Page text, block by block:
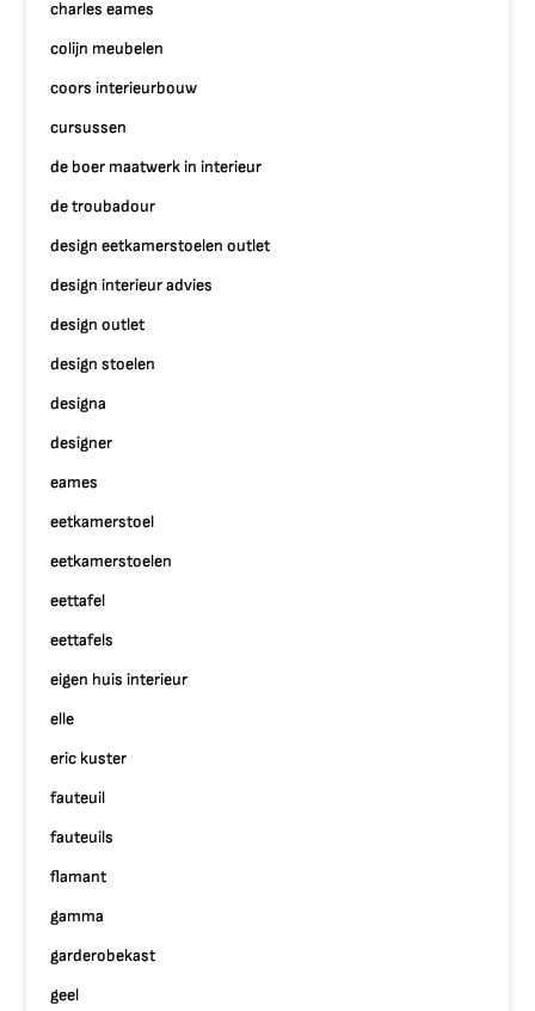
charles eames
colijn meubelen
coors interieurbouw
cursussen
de boer maatwerk in interieur
de troubadour
design eetkamerstoelen outlet
design interieur advies
design outlet
design stoelen
designa
designer
eames
eetkamerstoel
eetkamerstoelen
eettafel
eettafels
eigen huis interieur
elle
eric kuster
fauteuil
fauteuils
flamant
gamma
garderobekast
geel